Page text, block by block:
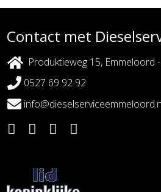
Contact met
Produktieweg 15, Emmeloord
0527 69 92 92